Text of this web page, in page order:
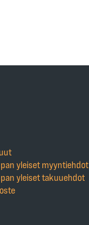
yleiset myyntiehdot
yleiset takuuehdot